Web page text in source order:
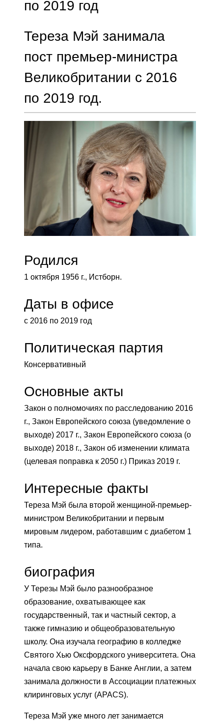
по 2019 год
Тереза ​​Мэй занимала
пост премьер-министра
Великобритании с 2016
по 2019 год.
Родился
1 октября 1956 г., Истборн.
Даты в офисе
с 2016 по 2019 год
Политическая партия
Консервативный
Основные акты
Закон о полномочиях по расследованию 2016
г., Закон Европейского союза (уведомление о
выходе) 2017 г., Закон Европейского союза (о
выходе) 2018 г., Закон об изменении климата
(целевая поправка к 2050 г.) Приказ 2019 г.
Интересные факты
Тереза ​​Мэй была второй женщиной-премьер-
министром Великобритании и первым
мировым лидером, работавшим с диабетом 1
типа.
биография
У Терезы Мэй было разнообразное
образование, охватывающее как
государственный, так и частный сектор, а
также гимназию и общеобразовательную
школу. Она изучала географию в колледже
Святого Хью Оксфордского университета. Она
начала свою карьеру в Банке Англии, а затем
занимала должности в Ассоциации платежных
клиринговых услуг (APACS).
Тереза ​​Мэй уже много лет занимается